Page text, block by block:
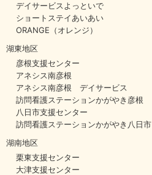
デイサービスよっといで
ショートステイあいあい
ORANGE（オレンジ）
湖東地区
彦根支援センター
アネシス南彦根
アネシス南彦根 デイサービス
訪問看護ステーションかがやき彦根
八日市支援センター
訪問看護ステーションかがやき八日市
湖南地区
栗東支援センター
大津支援センター